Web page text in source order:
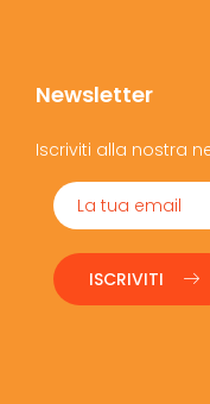
Newsletter
Iscriviti alla nostra
ISCRIVITI